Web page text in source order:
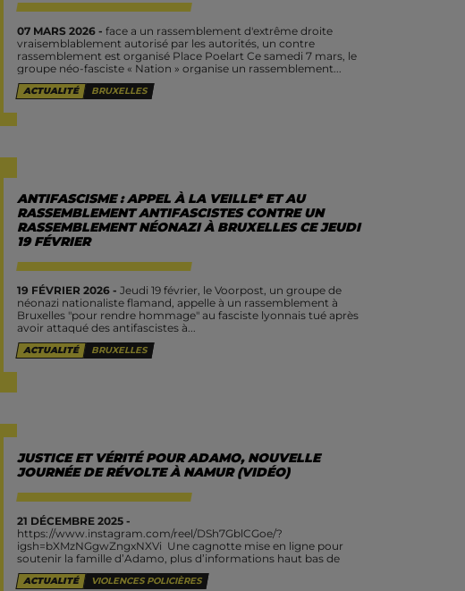
07 MARS 2026 - face a un rassemblement d'extrême droite
vraisemblablement autorisé par les autorités, un contre
rassemblement est organisé Place Poelart Ce samedi 7 mars, le
groupe néo-fasciste « Nation » organise un rassemblement...
ACTUALITÉ BRUXELLES
ANTIFASCISME : APPEL À LA VEILLE* ET AU
RASSEMBLEMENT ANTIFASCISTES CONTRE UN
RASSEMBLEMENT NÉONAZI À BRUXELLES CE JEUDI
19 FÉVRIER
19 FÉVRIER 2026 - Jeudi 19 février, le Voorpost, un groupe de
néonazi nationaliste flamand, appelle à un rassemblement à
Bruxelles "pour rendre hommage" au fasciste lyonnais tué après
avoir attaqué des antifascistes à...
ACTUALITÉ BRUXELLES
JUSTICE ET VÉRITÉ POUR ADAMO, NOUVELLE
JOURNÉE DE RÉVOLTE À NAMUR (VIDÉO)
21 DÉCEMBRE 2025 -
https://www.instagram.com/reel/DSh7GblCGoe/?
igsh=bXMzNGgwZngxNXVi Une cagnotte mise en ligne pour
soutenir la famille d’Adamo, plus d’informations haut bas de
l’article. Dans la nuit du dimanche 14 décembre, Adama Condé,
affectueusement surnommé Adamo, 34 ans,...
ACTUALITÉ VIOLENCES POLICIÈRES